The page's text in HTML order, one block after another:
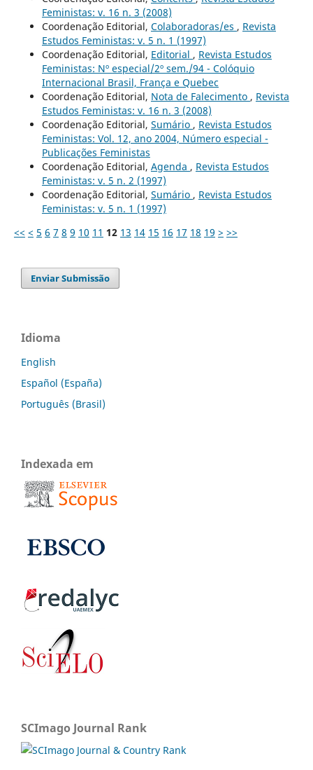
Feministas: v. 16 n. 3 (2008)
Coordenação Editorial, Colaboradoras/es , Revista
Estudos Feministas: v. 5 n. 1 (1997)
Coordenação Editorial, Editorial , Revista Estudos
Feministas: Nº especial/2º sem./94 - Colóquio
Internacional Brasil, França e Quebec
Coordenação Editorial, Nota de Falecimento , Revista
Estudos Feministas: v. 16 n. 3 (2008)
Coordenação Editorial, Sumário , Revista Estudos
Feministas: Vol. 12, ano 2004, Número especial -
Publicações Feministas
Coordenação Editorial, Agenda , Revista Estudos
Feministas: v. 5 n. 2 (1997)
Coordenação Editorial, Sumário , Revista Estudos
Feministas: v. 5 n. 1 (1997)
<< < 5 6 7 8 9 10 11 12 13 14 15 16 17 18 19 > >>
Enviar Submissão
Idioma
English
Español (España)
Português (Brasil)
Indexada em
SCImago Journal Rank